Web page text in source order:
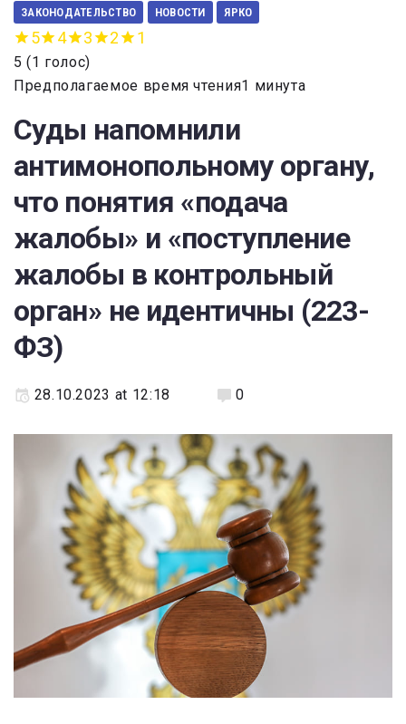
ЗАКОНОДАТЕЛЬСТВО НОВОСТИ ЯРКО
5 4 3 2 1
5 (1 голос)
Предполагаемое время чтения1 минута
Суды напомнили
антимонопольному органу,
что понятия «подача
жалобы» и «поступление
жалобы в контрольный
орган» не идентичны (223-
ФЗ)
28.10.2023 at 12:18 0